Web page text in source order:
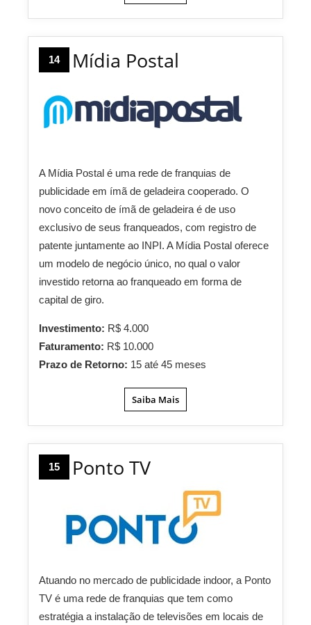
14 Mídia Postal
A Mídia Postal é uma rede de franquias de
publicidade em ímã de geladeira cooperado. O
novo conceito de ímã de geladeira é de uso
exclusivo de seus franqueados, com registro de
patente juntamente ao INPI. A Mídia Postal oferece
um modelo de negócio único, no qual o valor
investido retorna ao franqueado em forma de
capital de giro.
Investimento: R$ 4.000
Faturamento: R$ 10.000
Prazo de Retorno: 15 até 45 meses
Saiba Mais
15 Ponto TV
Atuando no mercado de publicidade indoor, a Ponto
TV é uma rede de franquias que tem como
estratégia a instalação de televisões em locais de